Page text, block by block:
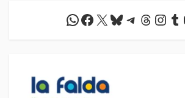
WhatsApp
Facebook
X Bluesky